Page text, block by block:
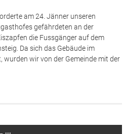
am 24. Jänner unseren
gefährdeten an der
die Fussgänger auf dem
Da sich das Gebäude im
wurden wir von der Gemeinde mit der